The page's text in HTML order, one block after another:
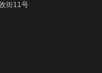
街11号